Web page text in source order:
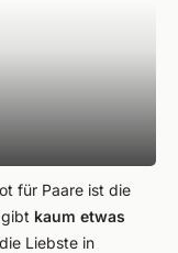
für Paare ist die
kaum etwas
Liebste in